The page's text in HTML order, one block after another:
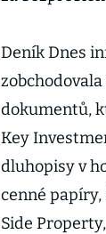
Deník Dnes
dokumentů,
Key
dluhopisy v
cenné
Side